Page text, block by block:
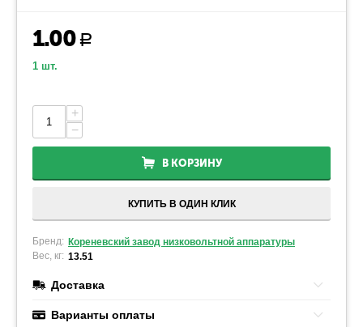
1.00 Р
1 шт.
+
−
В КОРЗИНУ
КУПИТЬ В ОДИН КЛИК
Бренд: Кореневский завод низковольтной аппаратуры
Вес, кг: 13.51
Доставка
Варианты оплаты